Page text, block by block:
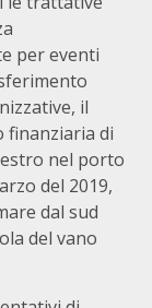
per eventi
il
finanziaria di
nel porto
del 2019,
dal sud
del vano